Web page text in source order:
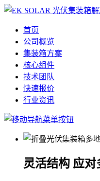
首页
公司概览
集装箱方案
核心组件
技术团队
快速报价
行业资讯
灵活结构 应